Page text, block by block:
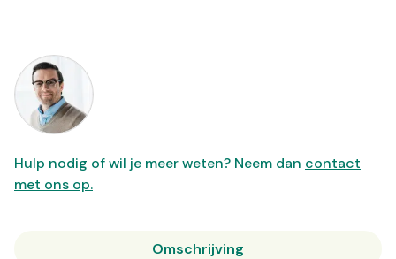
Hulp nodig of wil je meer weten? Neem dan contact
met ons op.
Omschrijving